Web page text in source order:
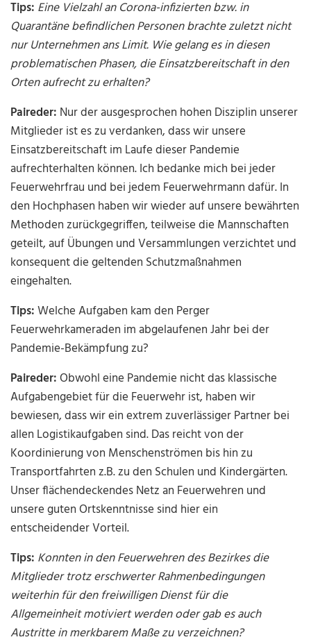
Tips: Eine Vielzahl an Corona-infizierten bzw. in
Quarantäne befindlichen Personen brachte zuletzt nicht
nur Unternehmen ans Limit. Wie gelang es in diesen
problematischen Phasen, die Einsatzbereitschaft in den
Orten aufrecht zu erhalten?
Paireder: Nur der ausgesprochen hohen Disziplin unserer
Mitglieder ist es zu verdanken, dass wir unsere
Einsatzbereitschaft im Laufe dieser Pandemie
aufrechterhalten können. Ich bedanke mich bei jeder
Feuerwehrfrau und bei jedem Feuerwehrmann dafür. In
den Hochphasen haben wir wieder auf unsere bewährten
Methoden zurückgegriffen, teilweise die Mannschaften
geteilt, auf Übungen und Versammlungen verzichtet und
konsequent die geltenden Schutzmaßnahmen
eingehalten.
Tips:Welche Aufgaben kam den Perger
Feuerwehrkameraden im abgelaufenen Jahr bei der
Pandemie-Bekämpfung zu?
Paireder:Obwohl eine Pandemie nicht das klassische
Aufgabengebiet für die Feuerwehr ist, haben wir
bewiesen, dass wir ein extrem zuverlässiger Partner bei
allen Logistikaufgaben sind. Das reicht von der
Koordinierung von Menschenströmen bis hin zu
Transportfahrten z.B. zu den Schulen und Kindergärten.
Unser flächendeckendes Netz an Feuerwehren und
unsere guten Ortskenntnisse sind hier ein
entscheidender Vorteil.
Tips: Konnten in den Feuerwehren des Bezirkes die
Mitglieder trotz erschwerter Rahmenbedingungen
weiterhin für den freiwilligen Dienst für die
Allgemeinheit motiviert werden oder gab es auch
Austritte in merkbarem Maße zu verzeichnen?